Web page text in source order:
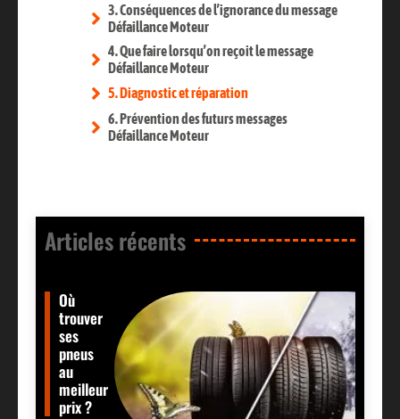
3. Conséquences de l’ignorance du message
Défaillance Moteur
4. Que faire lorsqu’on reçoit le message
Défaillance Moteur
5. Diagnostic et réparation
6. Prévention des futurs messages
Défaillance Moteur
Articles récents​
Où
trouver
ses
pneus
au
meilleur
prix ?